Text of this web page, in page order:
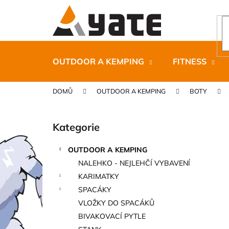
OUTDOOR A KEMPING FITNESS
DOMŮ OUTDOOR A KEMPING BOTY
r
a
n
Přeskočit
kategorie
Kategorie
OUTDOOR A KEMPING
NALEHKO - NEJLEHČÍ VYBAVENÍ
KARIMATKY
SPACÁKY
VLOŽKY DO SPACÁKŮ
BIVAKOVACÍ PYTLE
í
do
do
CARNOSPORT GEL 100 ML
899 Kč